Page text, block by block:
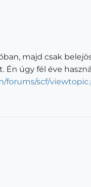
majd csak
Én úgy fél éve
scf/